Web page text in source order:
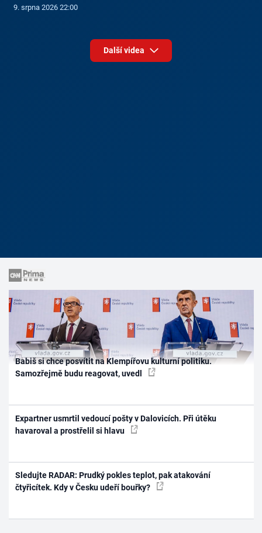
9. srpna 2026 22:00
Další videa
Babiš si chce posvítit na Klempířovu kulturní politiku.
Samozřejmě budu reagovat, uvedl
Expartner usmrtil vedoucí pošty v Dalovicích. Při útěku
havaroval a prostřelil si hlavu
Sledujte RADAR: Prudký pokles teplot, pak atakování
čtyřicítek. Kdy v Česku udeří bouřky?